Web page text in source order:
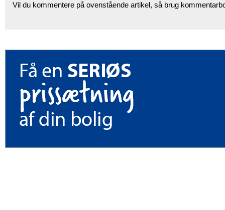
Vil du kommentere på ovenstående artikel, så brug